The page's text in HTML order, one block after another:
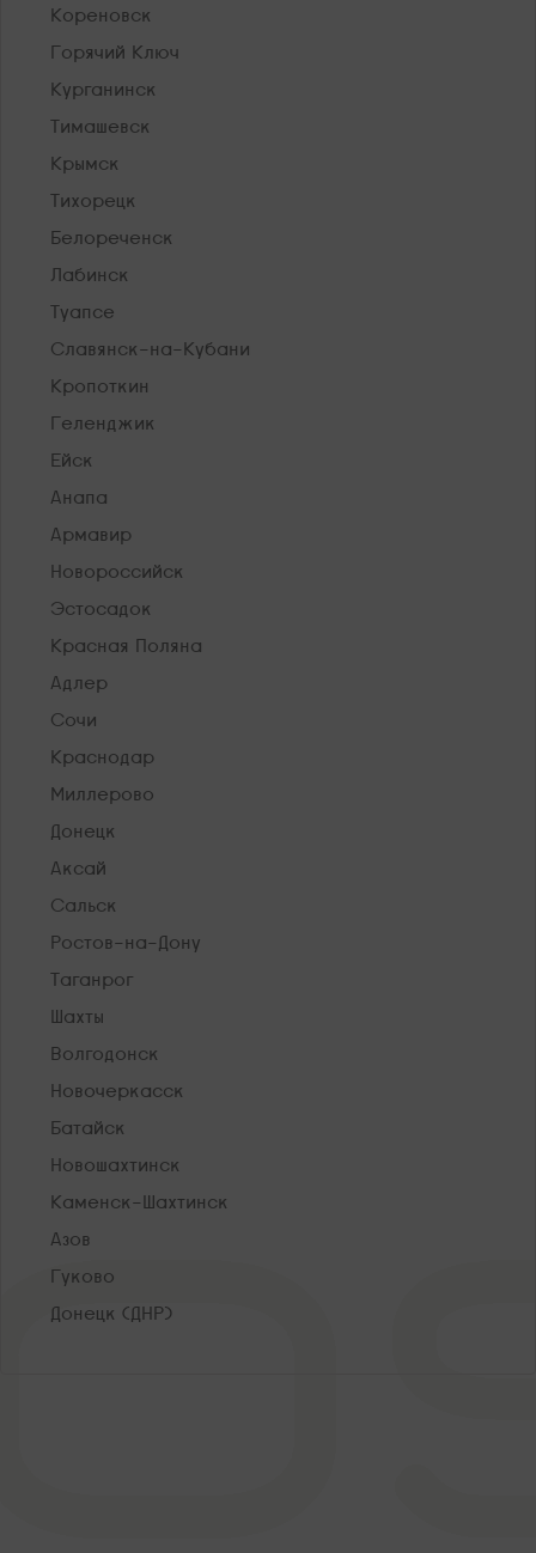
Кореновск
Горячий Ключ
Курганинск
Тимашевск
Крымск
Тихорецк
Белореченск
Лабинск
Туапсе
Славянск-на-Кубани
Кропоткин
Геленджик
Ейск
Анапа
Армавир
Новороссийск
Эстосадок
Красная Поляна
Адлер
Сочи
Краснодар
Миллерово
Донецк
Аксай
Сальск
Ростов-на-Дону
Таганрог
Шахты
Волгодонск
Новочеркасск
Батайск
Новошахтинск
Каменск-Шахтинск
Азов
Гуково
Донецк (ДНР)